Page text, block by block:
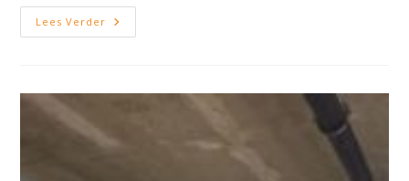
Lees Verder Brandschade
Machinekamer